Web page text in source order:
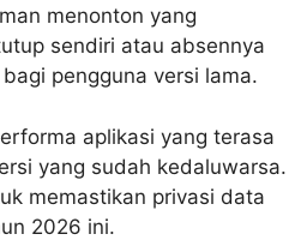
menonton yang
sendiri atau absennya
pengguna versi lama.
aplikasi yang terasa
yang sudah kedaluwarsa.
memastikan privasi data
2026 ini.